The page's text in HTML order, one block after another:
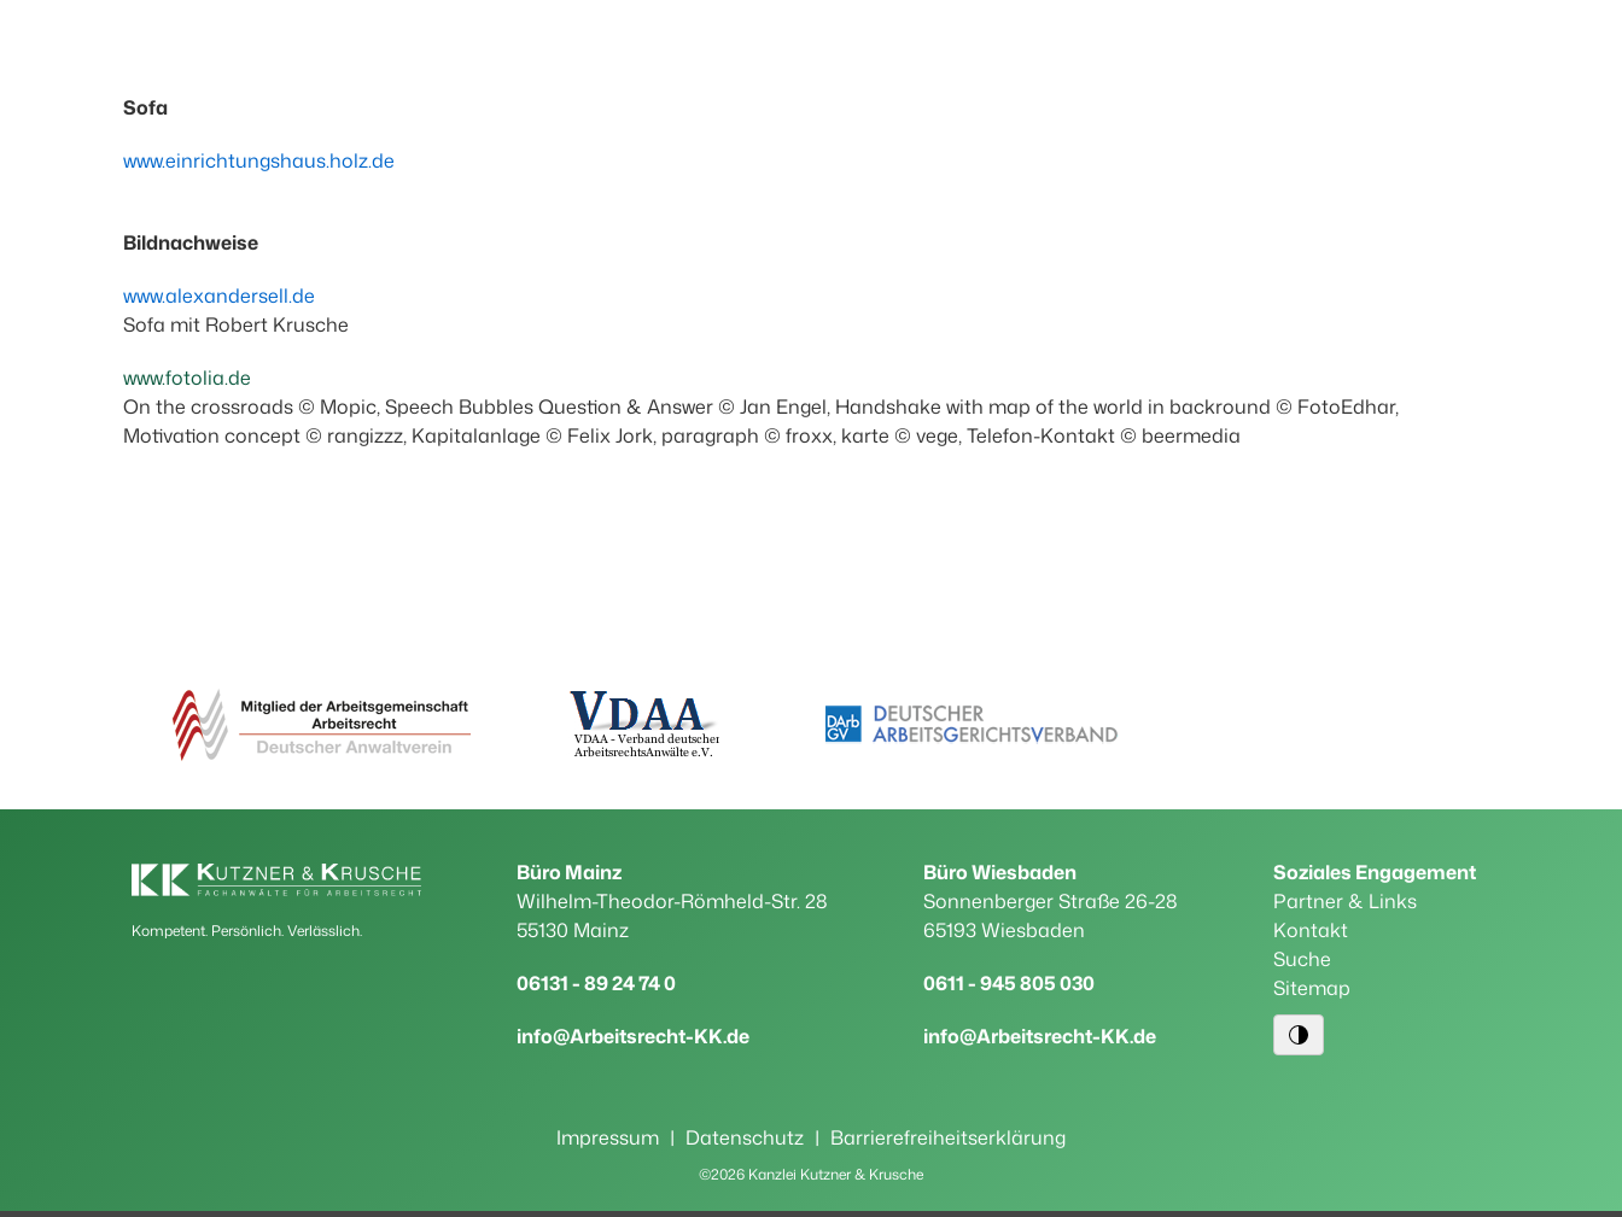
Sofa
www.einrichtungshaus.holz.de
Bildnachweise
www.alexandersell.de
Sofa mit Robert Krusche
www.fotolia.de
On the crossroads © Mopic, Speech Bubbles Question & Answer © Jan Engel, Handshake with map of the world in backround © FotoEdhar,
Motivation concept © rangizzz, Kapitalanlage © Felix Jork, paragraph © froxx, karte © vege, Telefon-Kontakt © beermedia
Kompetent. Persönlich. Verlässlich.
Büro Mainz
Wilhelm-Theodor-Römheld-Str. 28
55130 Mainz
06131 - 89 24 74 0
info@Arbeitsrecht-KK.de
Büro Wiesbaden
Sonnenberger Straße 26-28
65193 Wiesbaden
0611 - 945 805 030
info@Arbeitsrecht-KK.de
Soziales Engagement
Partner & Links
Kontakt
Suche
Sitemap
Impressum | Datenschutz | Barrierefreiheitserklärung
©2026 Kanzlei Kutzner & Krusche